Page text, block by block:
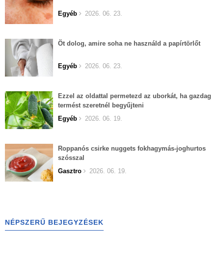
Egyéb 2026. 06. 23.
Öt dolog, amire soha ne használd a papírtörlőt
Egyéb 2026. 06. 23.
Ezzel az oldattal permetezd az uborkát, ha gazdag
termést szeretnél begyűjteni
Egyéb
2026. 06. 19.
Roppanós csirke nuggets fokhagymás-joghurtos
szósszal
Gasztro
2026. 06. 19.
NÉPSZERŰ BEJEGYZÉSEK